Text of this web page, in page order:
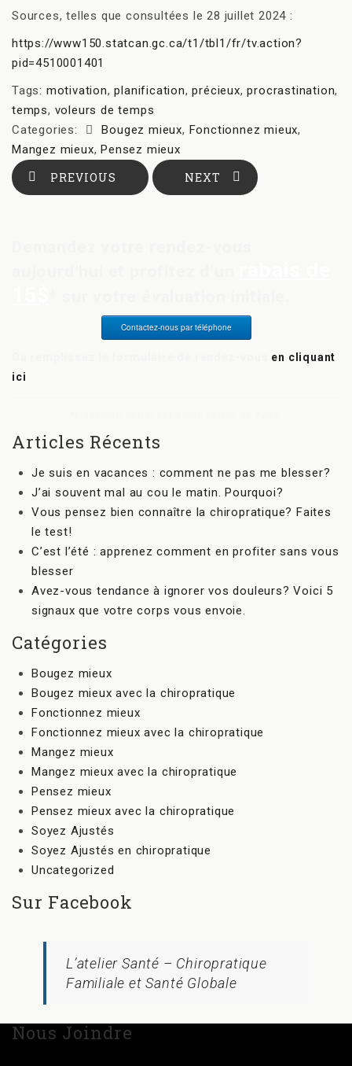
Sources, telles que consultées le 28 juillet 2024 :
https://www150.statcan.gc.ca/t1/tbl1/fr/tv.action?
pid=4510001401
Tags: motivation,planification,précieux,procrastination,
temps, voleurs de temps
Categories:
Bougez mieux, Fonctionnez mieux,
Mangez mieux,Pensez mieux
PREVIOUS NEXT
Contactez-nous par téléphone
en cliquant
ici
Articles Récents
Je suis en vacances : comment ne pas me blesser?
J’ai souvent mal au cou le matin. Pourquoi?
Vous pensez bien connaître la chiropratique? Faites
le test!
C’est l’été : apprenez comment en profiter sans vous
blesser
Avez-vous tendance à ignorer vos douleurs? Voici 5
signaux que votre corps vous envoie.
Catégories
Bougez mieux
Bougez mieux avec la chiropratique
Fonctionnez mieux
Fonctionnez mieux avec la chiropratique
Mangez mieux
Mangez mieux avec la chiropratique
Pensez mieux
Pensez mieux avec la chiropratique
Soyez Ajustés
Soyez Ajustés en chiropratique
Uncategorized
Sur Facebook
L’atelier Santé – Chiropratique
Familiale et Santé Globale
Nous Joindre